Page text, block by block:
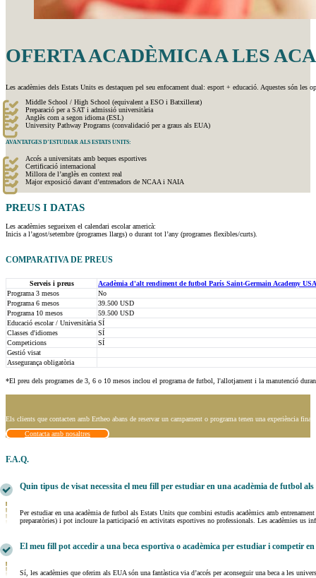
OFERTA ACADÈMICA A LES
Les acadèmies dels Estats Units es destaquen pel seu enfocament dual: esport + educació. Aquestes són les
Middle School / High School (equivalent a ESO i Batxillerat)
Preparació per a SAT i admissió universitària
Anglès com a segon idioma (ESL)
University Pathway Programs (convalidació per a graus als EUA)
AVANTATGES D’ESTUDIAR ALS ESTATS UNITS:
Accés a universitats amb beques esportives
Certificació internacional
Millora de l’anglès en context real
Major exposició davant d’entrenadors de NCAA i NAIA
PREUS I DATAS
Les acadèmies segueixen el calendari escolar americà:
Inicis a l’agost/setembre (programes llargs) o durant tot l’any (programes flexibles/curts).
COMPARATIVA DE PREUS
Serveis i preus
Acadèmia d'alt rendiment de futbol París Saint-Germain Academy
Programa 3 mesos
No
Programa 6 mesos
39.500 USD
Programa 10 mesos
59.500 USD
Educació escolar / Universitària SÍ
Classes d'idiomes
SÍ
Competicions
SÍ
Gestió visat
Assegurança obligatòria
*El preu dels programes de 3, 6 o 10 mesos inclou el programa de futbol, ​​l'allotjament i la manutenció
Els clients que contacten amb Ertheo abans de reservar un campament o programa tenen una experiència
Contacta amb nosaltres
F.A.Q.
Quin tipus de visat necessita el meu fill per estudiar en una acadèmia de futbol
Per estudiar en una acadèmia de futbol als Estats Units que combini estudis acadèmics amb
preparatòries) i pot incloure la participació en activitats esportives no professionals. Les acadèmies us
El meu fill pot accedir a una beca esportiva o acadèmica per estudiar i competir
Sí, les acadèmies que oferim als EUA són una fantàstica via d’accés per aconseguir una beca a les